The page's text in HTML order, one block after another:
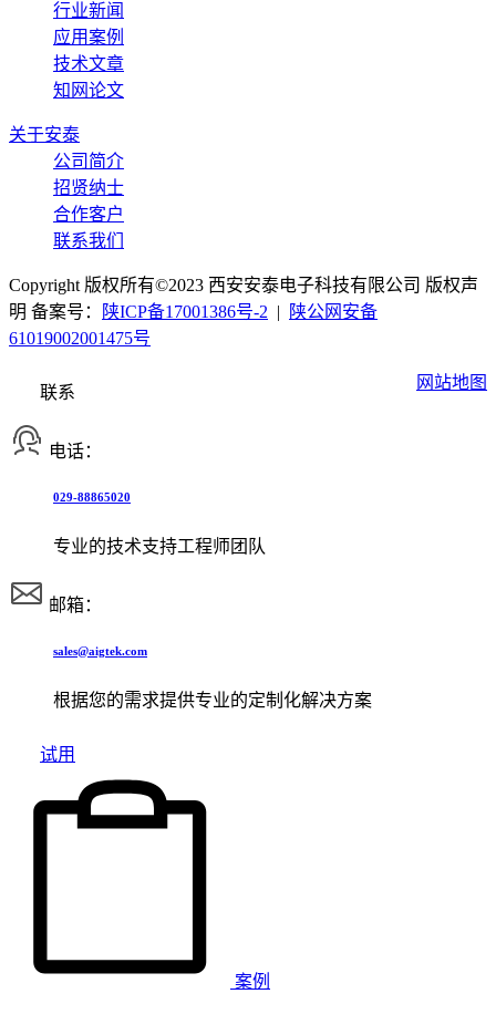
行业新闻
应用案例
技术文章
知网论文
关于安泰
公司简介
招贤纳士
合作客户
联系我们
Copyright 版权所有©2023 西安安泰电子科技有限公司 版权声
明 备案号：
陕ICP备17001386号-2 |
陕公网安备
61019002001475号
网站地图
联系
电话：
029-88865020
专业的技术支持工程师团队
邮箱：
sales@aigtek.com
根据您的需求提供专业的定制化解决方案
试用
案例